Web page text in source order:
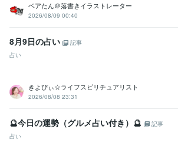
ベアたん＠落書きイラストレーター
2026/08/09 00:40
8月9日の占い
記事
占い
きよぴぃ☆ライフスピリチュアリスト
2026/08/08 23:31
🔮今日の運勢（グルメ占い付き）🔮
記事
占い